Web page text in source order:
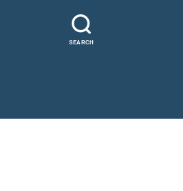
SEARCH